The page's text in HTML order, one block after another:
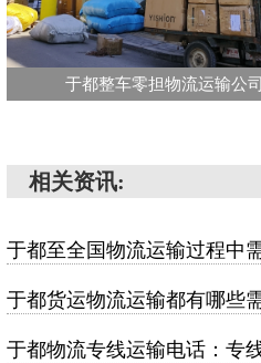
于都整车零担物流运输公司
相关资讯:
于都至全国物流运输过程中
于都货运物流运输都有哪些
于都物流专线运输电话：专